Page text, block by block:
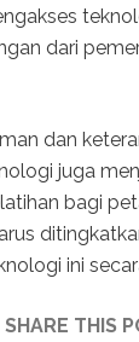
dari
dan
juga
bagi
ini
SHARE THIS